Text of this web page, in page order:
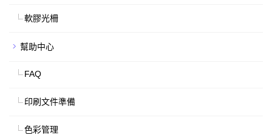
軟膠光柵
幫助中心
FAQ
印刷文件準備
色彩管理